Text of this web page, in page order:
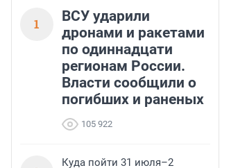
1
ВСУ ударили
дронами и ракетами
по одиннадцати
регионам России.
Власти сообщили о
погибших и раненых
105 922
Куда пойти 31 июля–2